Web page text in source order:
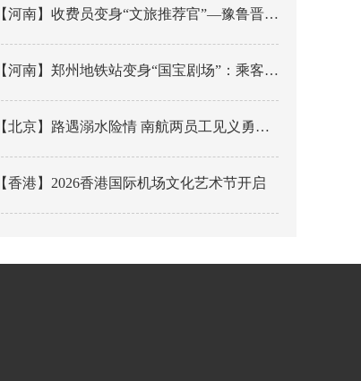
【河南】收费员变身“文旅推荐官”—豫鲁晋四地市交旅融合让游客一下高速就“入戏”
【河南】郑州地铁站变身“国宝剧场”：乘客刚出车厢，就“入戏”千年
【北京】路遇溺水险情 南航两员工见义勇为科学施救
【香港】2026香港国际机场文化艺术节开启